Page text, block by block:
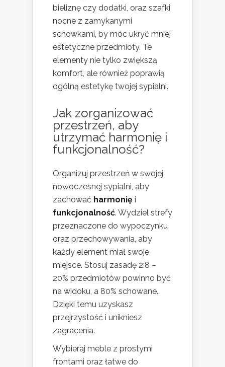
bieliznę czy dodatki, oraz szafki
nocne z zamykanymi
schowkami, by móc ukryć mniej
estetyczne przedmioty. Te
elementy nie tylko zwiększą
komfort, ale również poprawią
ogólną estetykę twojej sypialni.
Jak zorganizować
przestrzeń, aby
utrzymać harmonię i
funkcjonalność?
Organizuj przestrzeń w swojej
nowoczesnej sypialni, aby
zachować harmonię i
funkcjonalność. Wydziel strefy
przeznaczone do wypoczynku
oraz przechowywania, aby
każdy element miał swoje
miejsce. Stosuj zasadę 2:8 –
20% przedmiotów powinno być
na widoku, a 80% schowane.
Dzięki temu uzyskasz
przejrzystość i unikniesz
zagracenia.
Wybieraj meble z prostymi
frontami oraz łatwe do